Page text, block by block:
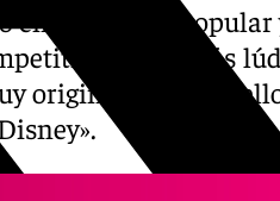
en un evento
y otra más
originales y, para